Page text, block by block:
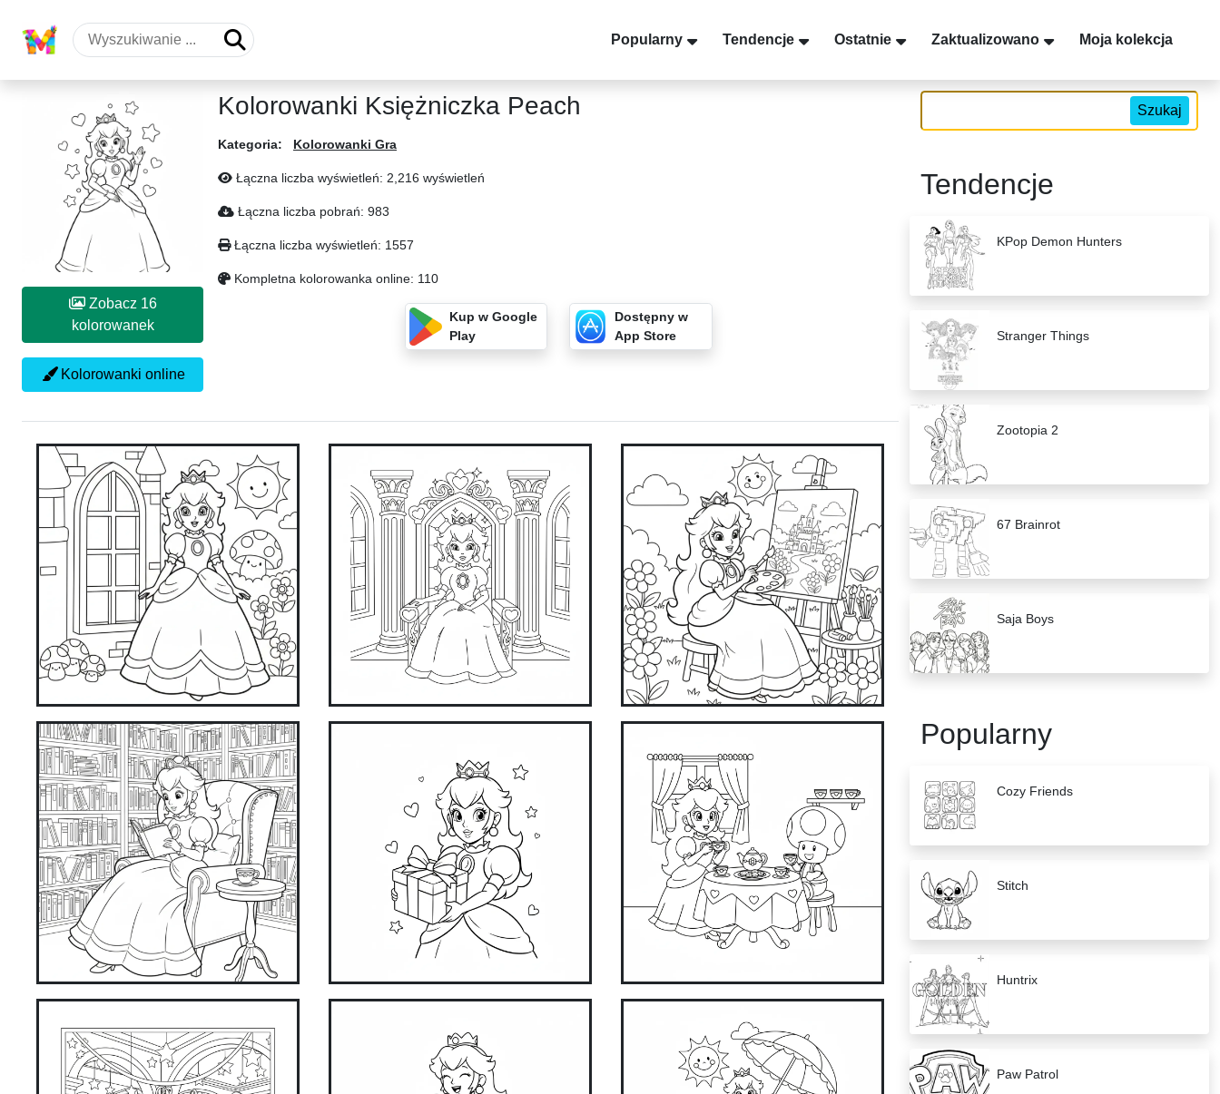
Popularny Tendencje Ostatnie Zaktualizowano Moja kolekcja
Zobacz 16
kolorowanek
Kolorowanki online
Kolorowanki Księżniczka Peach
Kategoria: Kolorowanki Gra
Łączna liczba wyświetleń: 2,216 wyświetleń
Łączna liczba pobrań: 983
Łączna liczba wyświetleń: 1557
Kompletna kolorowanka online: 110
Kup w Google
Play
Dostępny w
App Store
Szukaj
Tendencje
KPop Demon Hunters
Stranger Things
Zootopia 2
67 Brainrot
Saja Boys
Popularny
Cozy Friends
Stitch
Huntrix
Paw Patrol